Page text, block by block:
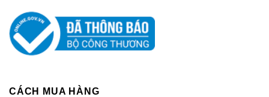
CÁCH MUA HÀNG